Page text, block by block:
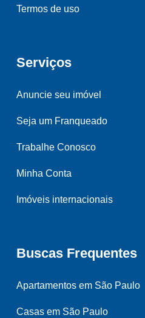
Termos de uso
Serviços
Anuncie seu imóvel
Seja um Franqueado
Trabalhe Conosco
Minha Conta
Imóveis internacionais
Buscas Frequentes
Apartamentos em São Paulo
Casas em São Paulo